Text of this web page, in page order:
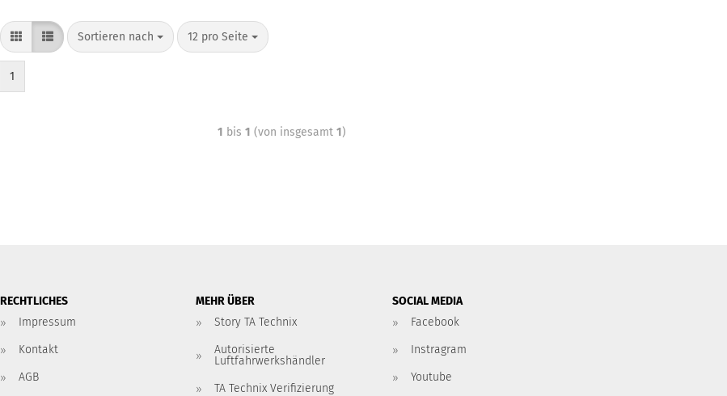
Sortieren nach 12 pro Seite
1
1 bis 1 (von insgesamt 1)
RECHTLICHES
Impressum
Kontakt
AGB
MEHR ÜBER
Story TA Technix
Autorisierte
Luftfahrwerkshändler
TA Technix Verifizierung
SOCIAL MEDIA
Facebook
Instragram
Youtube